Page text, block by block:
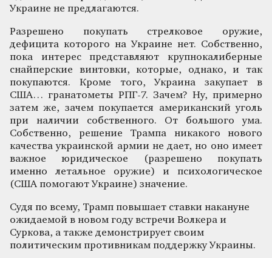
Украине не предлагаются.
Разрешено покупать стрелковое оружие,
дефицита которого на Украине нет. Собственно,
пока интерес представляют крупнокалиберные
снайперские винтовки, которые, однако, и так
покупаются. Кроме того, Украина закупает в
США… гранатометы РПГ-7. Зачем? Ну, примерно
затем же, зачем покупается американский уголь
при наличии собственного. От большого ума.
Собственно, решение Трампа никакого нового
качества украинской армии не дает, но оно имеет
важное юридическое (разрешено покупать
именно летальное оружие) и психологическое
(США помогают Украине) значение.
Судя по всему, Трамп повышает ставки накануне
ожидаемой в новом году встречи Волкера и
Суркова, а также демонстрирует своим
политическим противникам поддержку Украины.